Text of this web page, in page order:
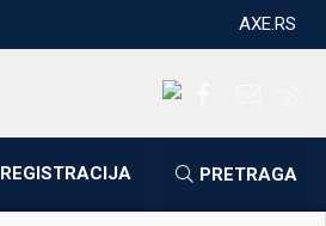
AXE.RS
REGISTRACIJA PRETRAGA